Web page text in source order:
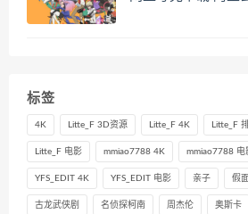
标签
4K Litte_F 3D资源 Litte_F 4K Litte_F
Litte_F 电影 mmiao7788 4K mmiao7788 电
YFS_EDIT 4K YFS_EDIT 电影 亲子 假
古龙武侠剧 名侦探柯南 周杰伦 奥斯卡